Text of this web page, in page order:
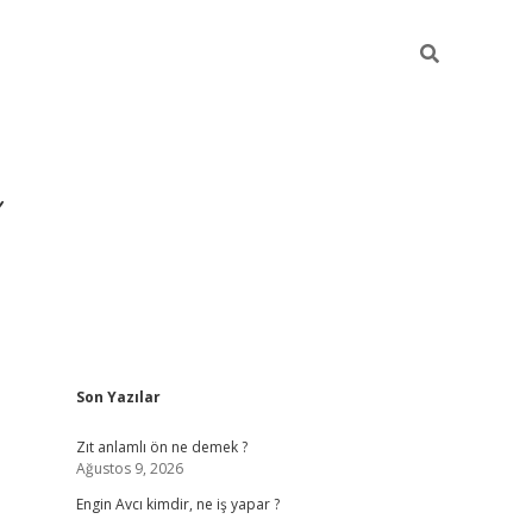
Sidebar
Son Yazılar
Zıt anlamlı ön ne demek ?
Ağustos 9, 2026
Engin Avcı kimdir, ne iş yapar ?